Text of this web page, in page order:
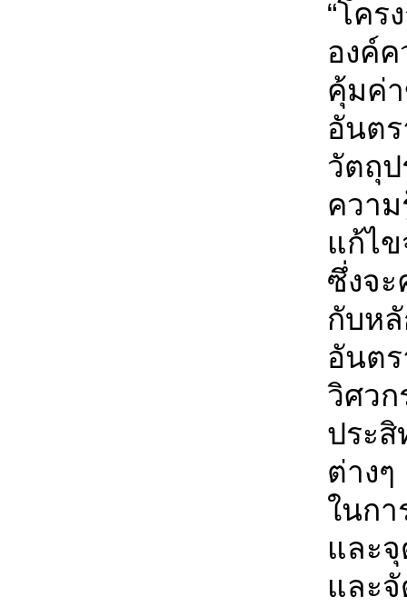
“โคร
องค์
คุ้มค่
อันต
วัตถุป
ความ
แก้ไ
ซึ่งจ
กับห
อันต
วิศว
ประ
ต่าง
ในกา
และ
และ